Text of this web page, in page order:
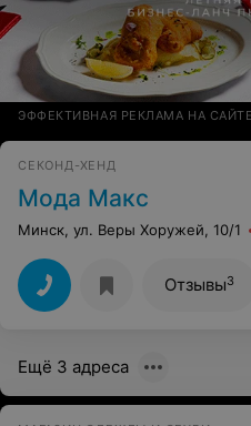
ЭФФЕКТИВНАЯ РЕКЛАМА НА САЙТЕ
СЕКОНД-ХЕНД
Мода Макс
Минск, ул. Веры Хоружей, 10/1
Отзывы3
Ещё 3 адреса